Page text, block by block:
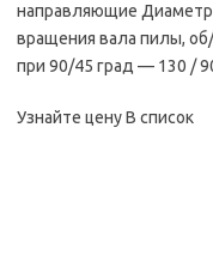
направляющие
вращения вала пилы,
при 90/45 град — 130 /
Узнайте цену В список